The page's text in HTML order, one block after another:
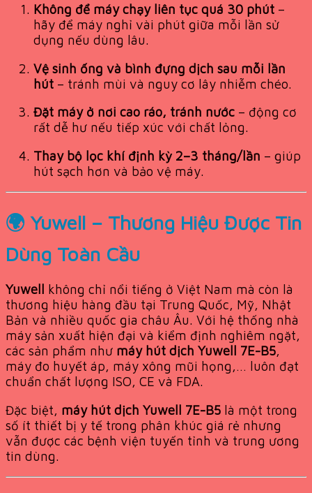
Không để máy chạy liên tục quá 30 phút –
hãy để máy nghỉ vài phút giữa mỗi lần sử
dụng nếu dùng lâu.
Vệ sinh ống và bình đựng dịch sau mỗi lần
hút – tránh mùi và nguy cơ lây nhiễm chéo.
Đặt máy ở nơi cao ráo, tránh nước – động cơ
rất dễ hư nếu tiếp xúc với chất lỏng.
Thay bộ lọc khí định kỳ 2–3 tháng/lần – giúp
hút sạch hơn và bảo vệ máy.
🌍 Yuwell – Thương Hiệu Được Tin
Dùng Toàn Cầu
Yuwell không chỉ nổi tiếng ở Việt Nam mà còn là
thương hiệu hàng đầu tại Trung Quốc, Mỹ, Nhật
Bản và nhiều quốc gia châu Âu. Với hệ thống nhà
máy sản xuất hiện đại và kiểm định nghiêm ngặt,
các sản phẩm như máy hút dịch Yuwell 7E-B5,
máy đo huyết áp, máy xông mũi họng,… luôn đạt
chuẩn chất lượng ISO, CE và FDA.
Đặc biệt, máy hút dịch Yuwell 7E-B5 là một trong
số ít thiết bị y tế trong phân khúc giá rẻ nhưng
vẫn được các bệnh viện tuyến tỉnh và trung ương
tin dùng.